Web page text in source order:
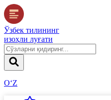
Ўзбек тилининг
изоҳли луғати
O‘Z